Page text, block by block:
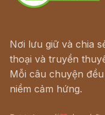
Nơi lưu giữ và chia
thoại và truyền
Mỗi câu chuyện
niềm cảm hứng.